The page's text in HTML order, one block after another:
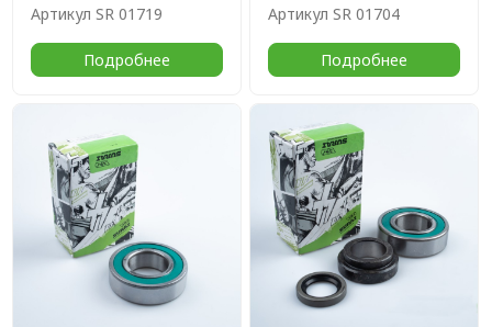
Артикул SR 01719
Подробнее
Артикул SR 01704
Подробнее